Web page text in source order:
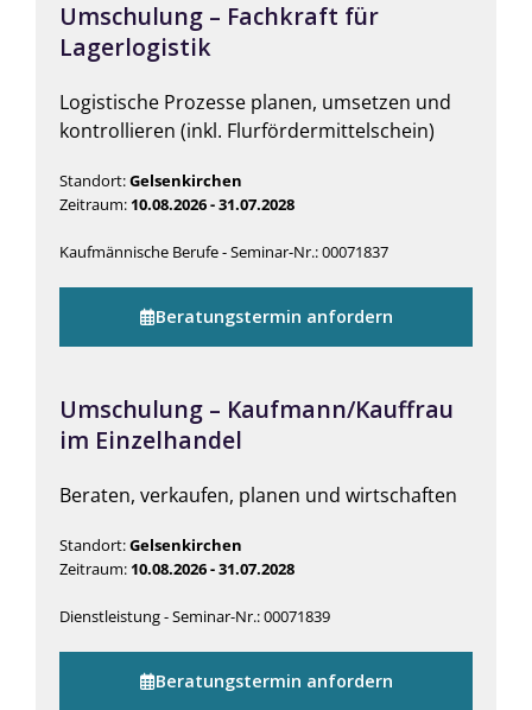
Umschulung – Fachkraft für
Lagerlogistik
Logistische Prozesse planen, umsetzen und
kontrollieren (inkl. Flurfördermittelschein)
Standort:Gelsenkirchen
Zeitraum: 10.08.2026 - 31.07.2028
Kaufmännische Berufe - Seminar-Nr.: 00071837
Beratungstermin anfordern
Umschulung – Kaufmann/Kauffrau
im Einzelhandel
Beraten, verkaufen, planen und wirtschaften
Standort:Gelsenkirchen
Zeitraum: 10.08.2026 - 31.07.2028
Dienstleistung - Seminar-Nr.: 00071839
Beratungstermin anfordern